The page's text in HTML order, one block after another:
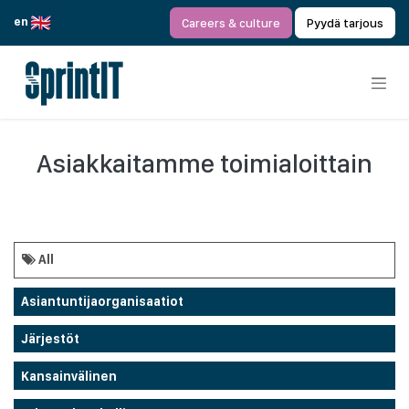
en
Careers & culture Pyydä tarjous
Asiakkaitamme toimialoittain
All
Asiantuntijaorganisaatiot
Järjestöt
Kansainvälinen